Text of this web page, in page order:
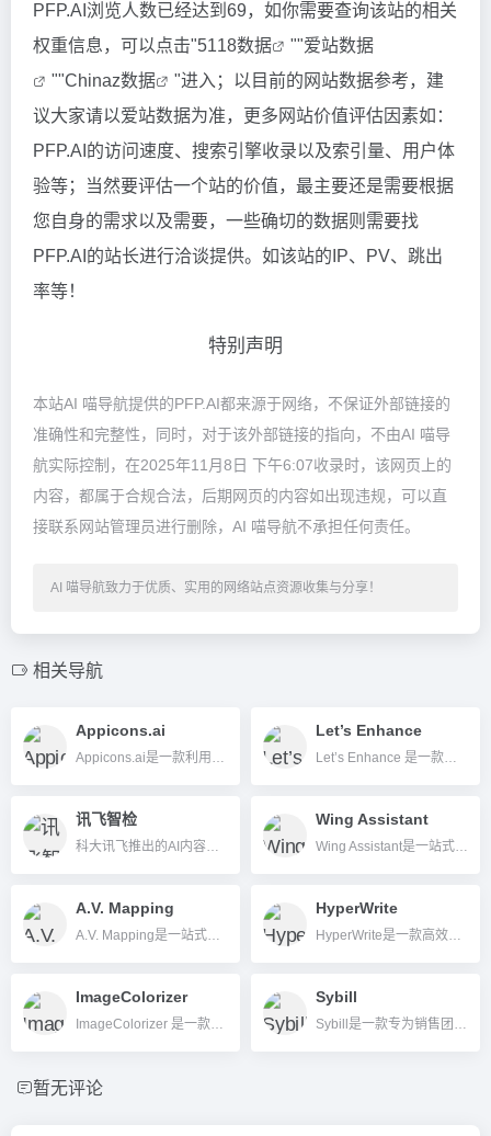
PFP.AI浏览人数已经达到69，如你需要查询该站的相关
权重信息，可以点击"5118数据 ""爱站数据
""Chinaz数据
"进入；以目前的网站数据参考，建
议大家请以爱站数据为准，更多网站价值评估因素如：
PFP.AI的访问速度、搜索引擎收录以及索引量、用户体
验等；当然要评估一个站的价值，最主要还是需要根据
您自身的需求以及需要，一些确切的数据则需要找
PFP.AI的站长进行洽谈提供。如该站的IP、PV、跳出
率等！
特别声明
本站AI 喵导航提供的PFP.AI都来源于网络，不保证外部链接的
准确性和完整性，同时，对于该外部链接的指向，不由AI 喵导
航实际控制，在2025年11月8日 下午6:07收录时，该网页上的
内容，都属于合规合法，后期网页的内容如出现违规，可以直
接联系网站管理员进行删除，AI 喵导航不承担任何责任。
AI 喵导航致力于优质、实用的网络站点资源收集与分享！
相关导航
Appicons.ai
Appicons.ai是一款利用AI技术自动生成原创应用图标的平台，操作简单，适合开发者和设计师快速获得高质量App图标。
Let’s Enhance
Let’s Enhance 是一款基于深度学习的AI图片提升平台，提供无损放大、智能增强和批量处理等功能，适用于设计、电商和个人用户。
讯飞智检
科大讯飞推出的AI内容审核和文本纠错平台，提供智能文档合规检测和错误校正服务。
Wing Assistant
Wing Assistant是一站式AI赋能的虚拟助理服务平台，为企业提供高效、安全的远程协作与人力资源解决方案。
A.V. Mapping
A.V. Mapping是一站式AI影音配樂媒合平台，利用專利AI技術，通過自動分析影像內容，快速推薦合法授權音樂，提升影音創作配樂效率。
HyperWrite
HyperWrite是一款高效智能的AI写作助手，通过先进算法优化文本生成、内容改写和个性化写作，提升写作效率。
ImageColorizer
ImageColorizer 是一款基于人工智能的线上照片修复和上色工具，专为老旧或损坏照片的数字化美化而设计，无需专业技术也可轻松操作。
Sybill
Sybill是一款专为销售团队设计的AI销售助手平台，提供会议纪要、情绪分析、CRM自动化等多种智能销售支持功能，助力企业提升销售效率。
暂无评论